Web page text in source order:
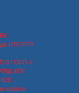
UTP, FTP
3 / СИП-4
РПШ, КОГ
кабели